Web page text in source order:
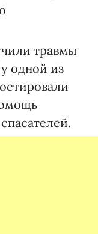
травмы
одной из